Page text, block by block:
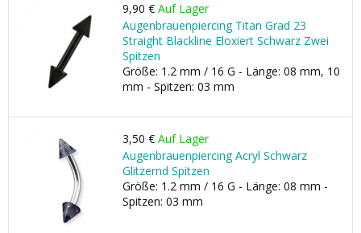
9,90 € Auf Lager
Augenbrauenpiercing Titan Grad 23
Straight Blackline Eloxiert Schwarz Zwei
Spitzen
Größe: 1.2 mm / 16 G - Länge: 08 mm, 10
mm - Spitzen: 03 mm
3,50 € Auf Lager
Augenbrauenpiercing Acryl Schwarz
Glitzernd Spitzen
Größe: 1.2 mm / 16 G - Länge: 08 mm -
Spitzen: 03 mm